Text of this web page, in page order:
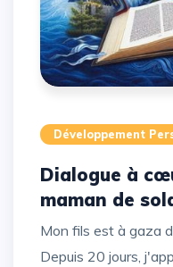
Développement
Dialogue à cœur ouvert d'une
maman de
Mon fils est à gaza
Depuis 20 jours,